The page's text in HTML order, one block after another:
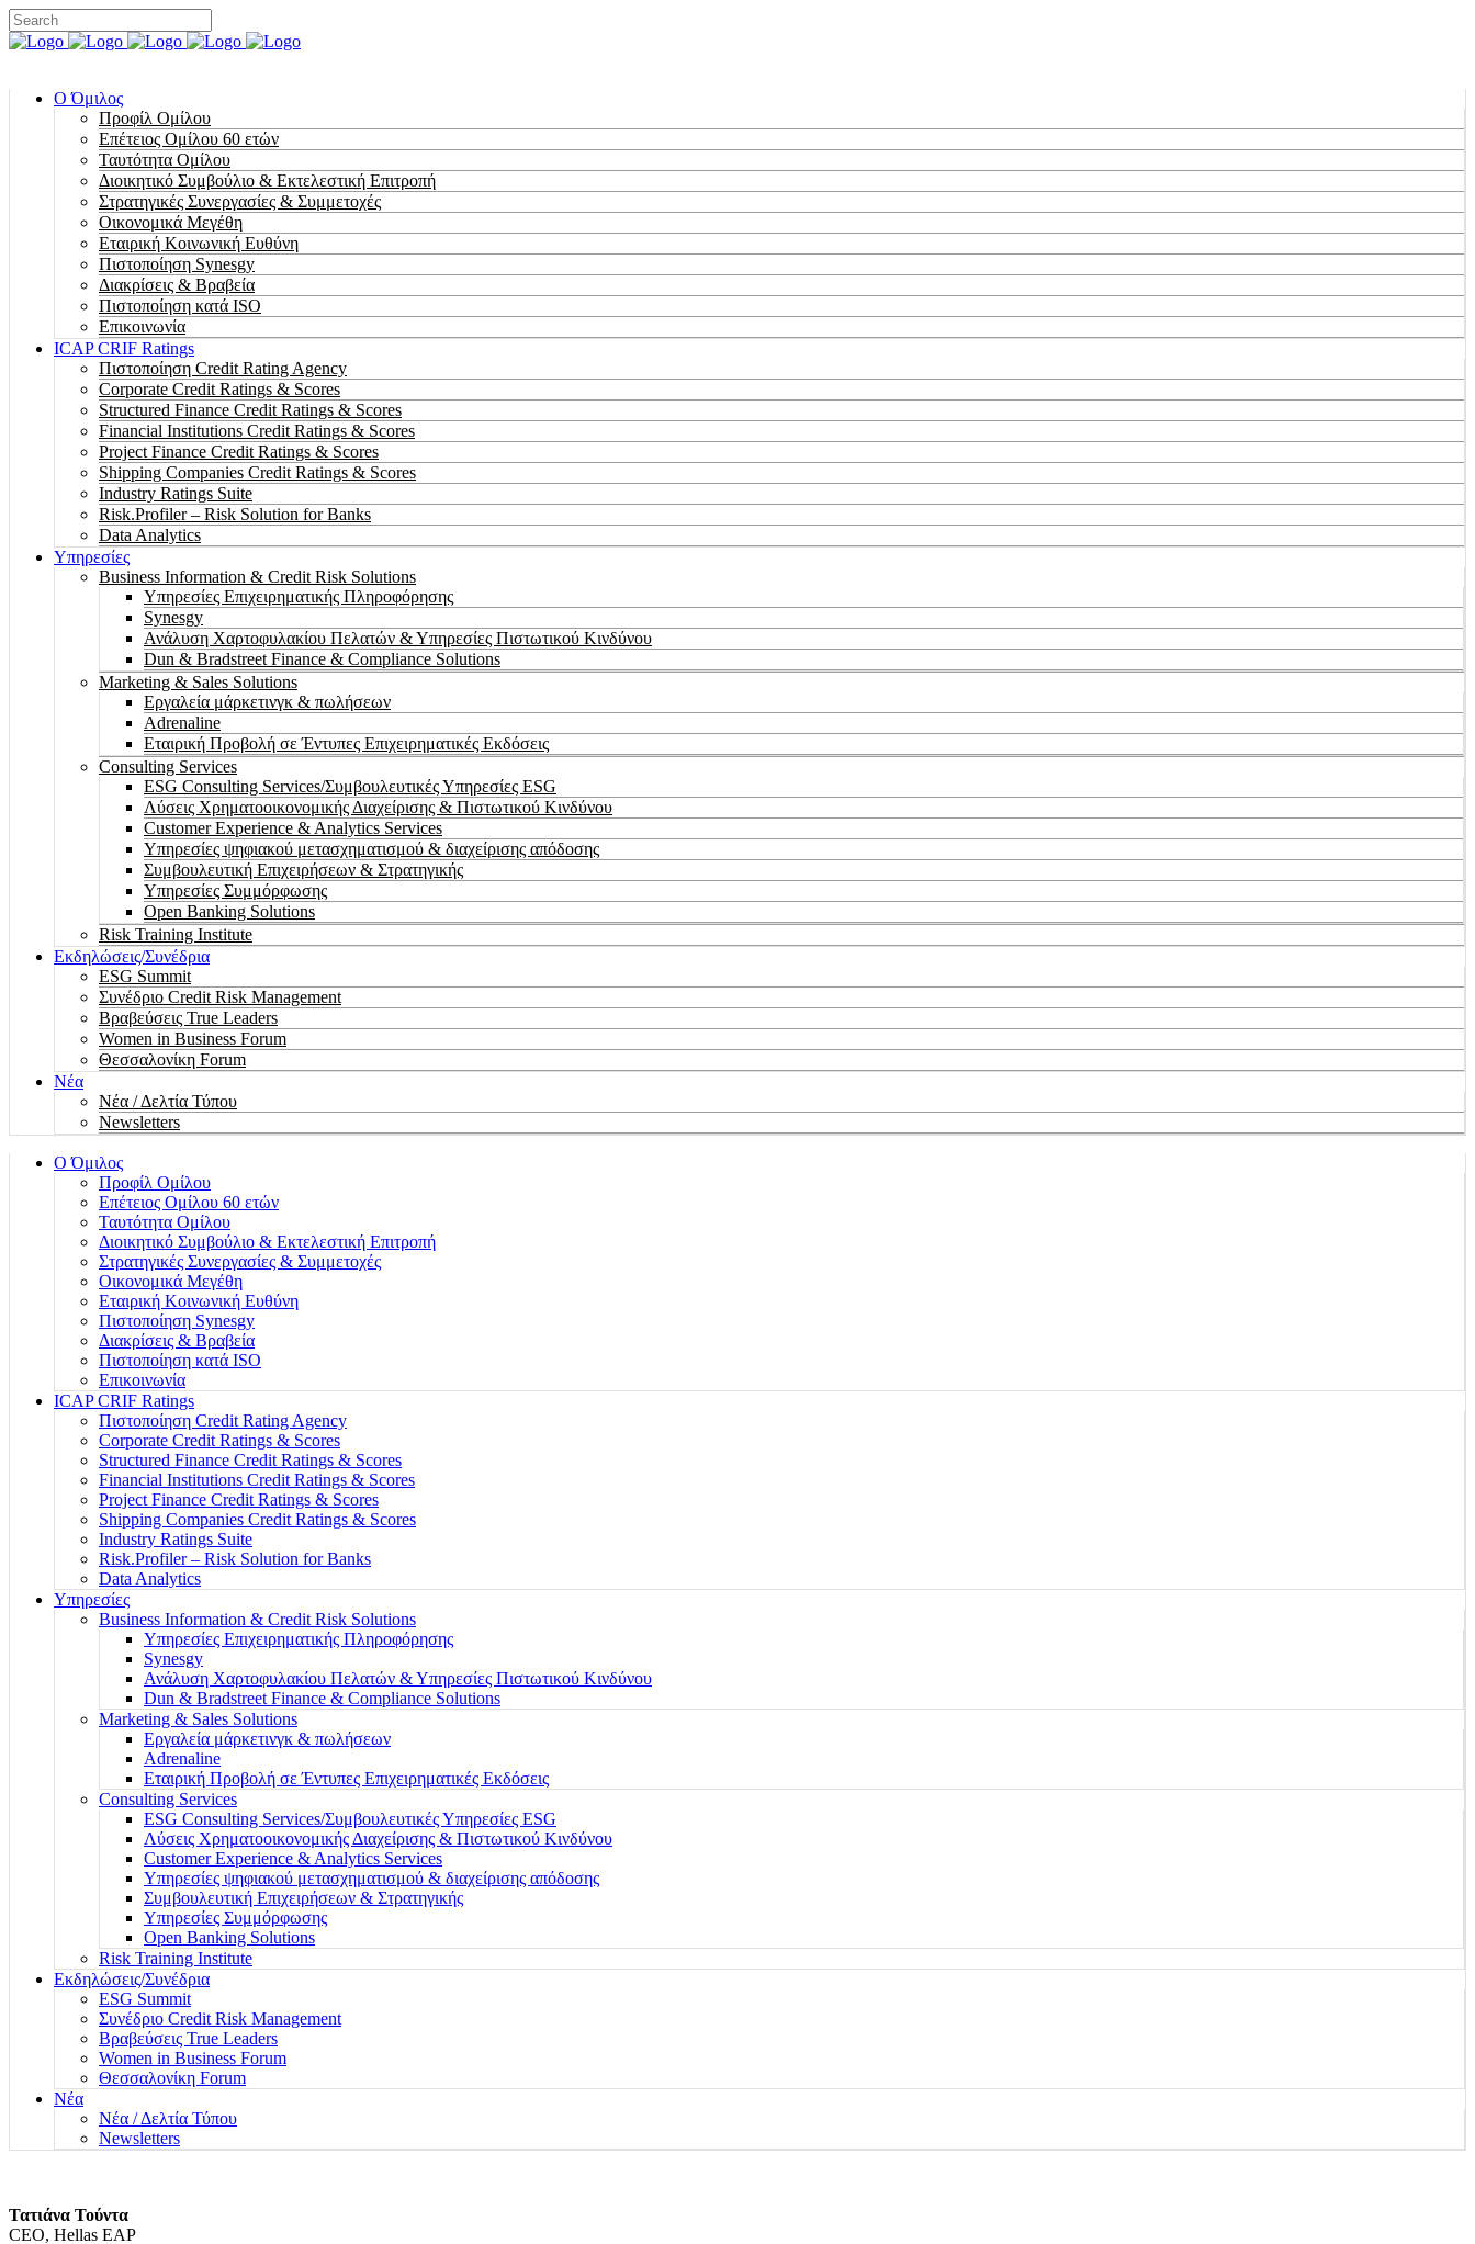
Ο Όμιλος
Προφίλ Ομίλου
Επέτειος Oμίλου 60 ετών
Ταυτότητα Ομίλου
Διοικητικό Συμβούλιο & Εκτελεστική Επιτροπή
Στρατηγικές Συνεργασίες & Συμμετοχές
Οικονομικά Μεγέθη
Εταιρική Κοινωνική Ευθύνη
Πιστοποίηση Synesgy
Διακρίσεις & Βραβεία
Πιστοποίηση κατά ISO
Επικοινωνία
ICAP CRIF Ratings
Πιστοποίηση Credit Rating Agency
Corporate Credit Ratings & Scores
Structured Finance Credit Ratings & Scores
Financial Institutions Credit Ratings & Scores
Project Finance Credit Ratings & Scores
Shipping Companies Credit Ratings & Scores
Industry Ratings Suite
Risk.Profiler – Risk Solution for Banks
Data Analytics
Υπηρεσίες
Business Information & Credit Risk Solutions
Υπηρεσίες Επιχειρηματικής Πληροφόρησης
Synesgy
Ανάλυση Χαρτοφυλακίου Πελατών & Υπηρεσίες Πιστωτικού Κινδύνου
Dun & Bradstreet Finance & Compliance Solutions
Marketing & Sales Solutions
Εργαλεία μάρκετινγκ & πωλήσεων
Adrenaline
Εταιρική Προβολή σε Έντυπες Επιχειρηματικές Εκδόσεις
Consulting Services
ESG Consulting Services/Συμβουλευτικές Υπηρεσίες ESG
Λύσεις Χρηματοοικονομικής Διαχείρισης & Πιστωτικού Κινδύνου
Customer Experience & Analytics Services
Υπηρεσίες ψηφιακού μετασχηματισμού & διαχείρισης απόδοσης
Συμβουλευτική Επιχειρήσεων & Στρατηγικής
Υπηρεσίες Συμμόρφωσης
Open Banking Solutions
Risk Training Institute
Εκδηλώσεις/Συνέδρια
ESG Summit
Συνέδριο Credit Risk Management
Βραβεύσεις True Leaders
Women in Business Forum
Θεσσαλονίκη Forum
Νέα
Νέα / Δελτία Τύπου
Newsletters
Ο Όμιλος
Προφίλ Ομίλου
Επέτειος Oμίλου 60 ετών
Ταυτότητα Ομίλου
Διοικητικό Συμβούλιο & Εκτελεστική Επιτροπή
Στρατηγικές Συνεργασίες & Συμμετοχές
Οικονομικά Μεγέθη
Εταιρική Κοινωνική Ευθύνη
Πιστοποίηση Synesgy
Διακρίσεις & Βραβεία
Πιστοποίηση κατά ISO
Επικοινωνία
ICAP CRIF Ratings
Πιστοποίηση Credit Rating Agency
Corporate Credit Ratings & Scores
Structured Finance Credit Ratings & Scores
Financial Institutions Credit Ratings & Scores
Project Finance Credit Ratings & Scores
Shipping Companies Credit Ratings & Scores
Industry Ratings Suite
Risk.Profiler – Risk Solution for Banks
Data Analytics
Υπηρεσίες
Business Information & Credit Risk Solutions
Υπηρεσίες Επιχειρηματικής Πληροφόρησης
Synesgy
Ανάλυση Χαρτοφυλακίου Πελατών & Υπηρεσίες Πιστωτικού Κινδύνου
Dun & Bradstreet Finance & Compliance Solutions
Marketing & Sales Solutions
Εργαλεία μάρκετινγκ & πωλήσεων
Adrenaline
Εταιρική Προβολή σε Έντυπες Επιχειρηματικές Εκδόσεις
Consulting Services
ESG Consulting Services/Συμβουλευτικές Υπηρεσίες ESG
Λύσεις Χρηματοοικονομικής Διαχείρισης & Πιστωτικού Κινδύνου
Customer Experience & Analytics Services
Υπηρεσίες ψηφιακού μετασχηματισμού & διαχείρισης απόδοσης
Συμβουλευτική Επιχειρήσεων & Στρατηγικής
Υπηρεσίες Συμμόρφωσης
Open Banking Solutions
Risk Training Institute
Εκδηλώσεις/Συνέδρια
ESG Summit
Συνέδριο Credit Risk Management
Βραβεύσεις True Leaders
Women in Business Forum
Θεσσαλονίκη Forum
Νέα
Νέα / Δελτία Τύπου
Newsletters
Τατιάνα Τούντα
CEO, Hellas EAP